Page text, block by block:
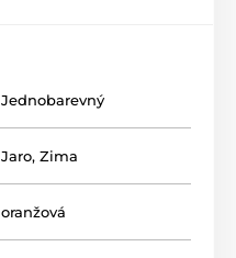
Jednobarevný
Jaro, Zima
oranžová